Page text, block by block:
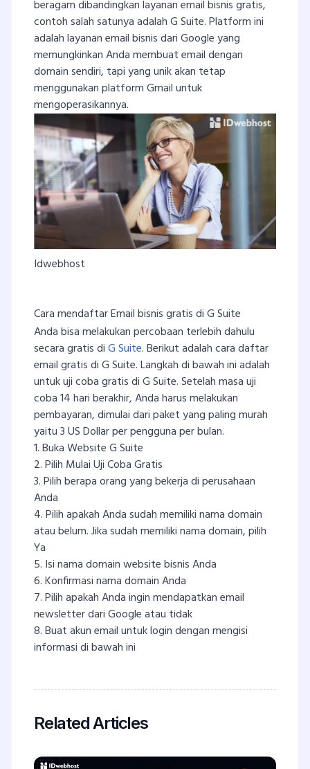
beragam dibandingkan layanan email bisnis gratis,
contoh salah satunya adalah G Suite. Platform ini
adalah layanan email bisnis dari Google yang
memungkinkan Anda membuat email dengan
domain sendiri, tapi yang unik akan tetap
menggunakan platform Gmail untuk
mengoperasikannya.
Idwebhost
Cara mendaftar Email bisnis gratis di G Suite
Anda bisa melakukan percobaan terlebih dahulu
secara gratis diG Suite. Berikut adalah cara daftar
email gratis di G Suite. Langkah di bawah ini adalah
untuk uji coba gratis di G Suite. Setelah masa uji
coba 14 hari berakhir, Anda harus melakukan
pembayaran, dimulai dari paket yang paling murah
yaitu 3 US Dollar per pengguna per bulan.
1. Buka Website G Suite
2. Pilih Mulai Uji Coba Gratis
3. Pilih berapa orang yang bekerja di perusahaan
Anda
4. Pilih apakah Anda sudah memiliki nama domain
atau belum. Jika sudah memiliki nama domain, pilih
Ya
5. Isi nama domain website bisnis Anda
6. Konfirmasi nama domain Anda
7. Pilih apakah Anda ingin mendapatkan email
newsletter dari Google atau tidak
8. Buat akun email untuk login dengan mengisi
informasi di bawah ini
Related Articles